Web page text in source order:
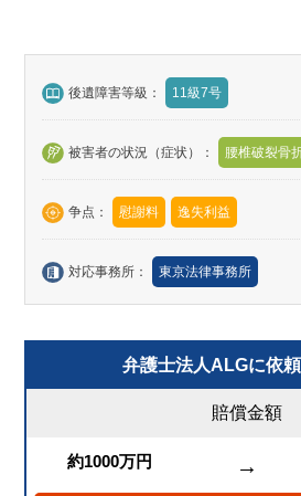
後遺障害等級： 11級7号
被害者の状況（症状）： 腰椎破裂骨
争点： 慰謝料 逸失利益
対応事務所： 東京法律事務所
弁護士法人ALGに依
賠償金額
約1000万円 →